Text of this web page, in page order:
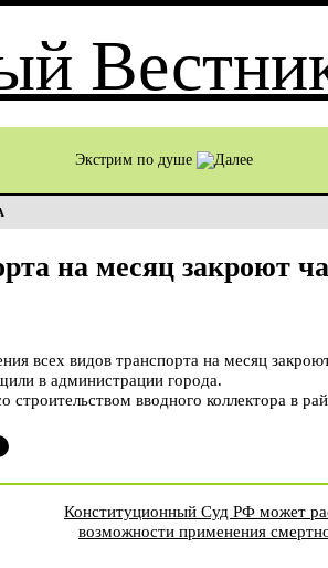
Экстрим по душе
на месяц закроют
всех видов транспорта на месяц
в администрации города.
строительством вводного коллектора в
Конституционный Суд РФ может
возможности применения